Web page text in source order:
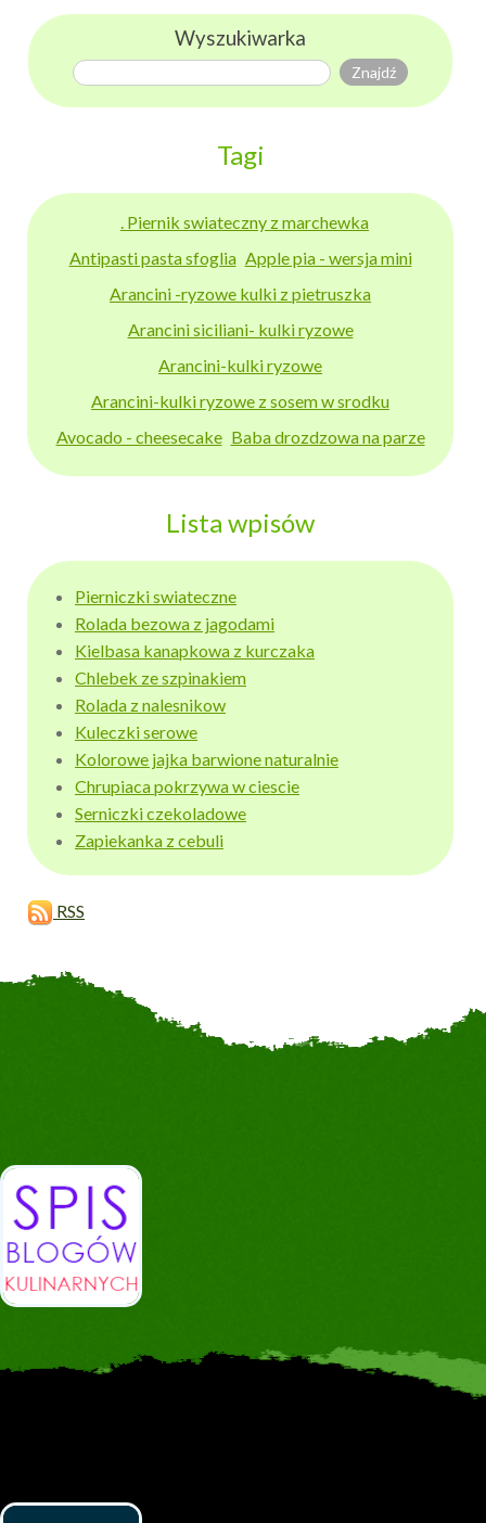
Wyszukiwarka
Tagi
. Piernik swiateczny z marchewka
Antipasti pasta sfoglia Apple pia - wersja mini
Arancini -ryzowe kulki z pietruszka
Arancini siciliani- kulki ryzowe
Arancini-kulki ryzowe
Arancini-kulki ryzowe z sosem w srodku
Avocado - cheesecake Baba drozdzowa na parze
Lista wpisów
Pierniczki swiateczne
Rolada bezowa z jagodami
Kielbasa kanapkowa z kurczaka
Chlebek ze szpinakiem
Rolada z nalesnikow
Kuleczki serowe
Kolorowe jajka barwione naturalnie
Chrupiaca pokrzywa w ciescie
Serniczki czekoladowe
Zapiekanka z cebuli
RSS